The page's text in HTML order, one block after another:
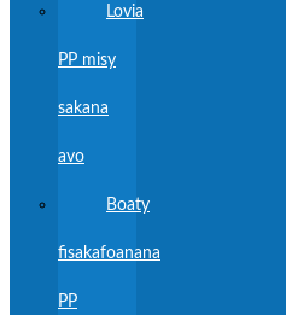
Lovia
PP misy
sakana
avo
Boaty
fisakafoanana
PP